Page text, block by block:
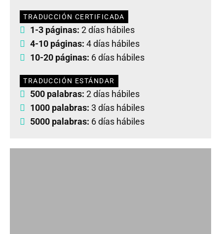
TRADUCCIÓN CERTIFICADA
1-3 páginas: 2 días hábiles
4-10 páginas: 4 días hábiles
10-20 páginas: 6 días hábiles
TRADUCCIÓN ESTÁNDAR
500 palabras: 2 días hábiles
1000 palabras: 3 días hábiles
5000 palabras: 6 días hábiles